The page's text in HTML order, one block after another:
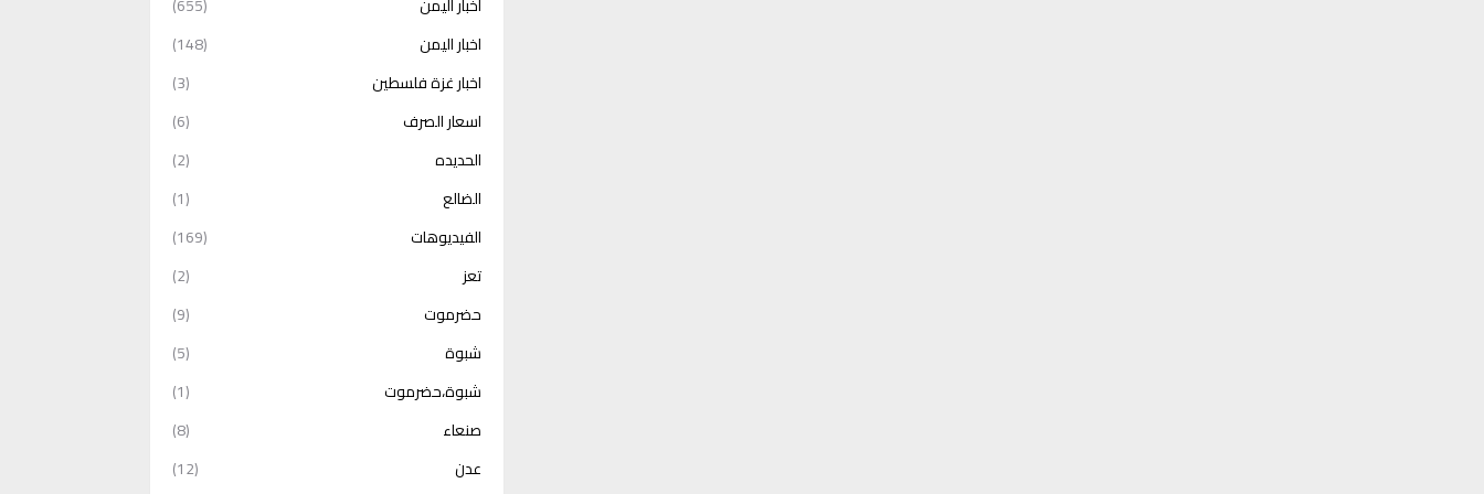
اخبار اليمن
(148)
اخبار غزة فلسطين
(3)
اسعار الصرف
(6)
الحديده
(2)
الضالع
(1)
الفيديوهات
(169)
تعز
(2)
حضرموت
(9)
شبوة
(5)
شبوة،حضرموت
(1)
صنعاء
(8)
عدن
(12)